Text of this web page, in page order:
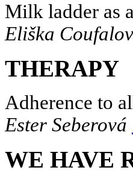
Milk ladder as
Eliška
THERAPY
Adherence to
Ester Seberová
WE HAVE